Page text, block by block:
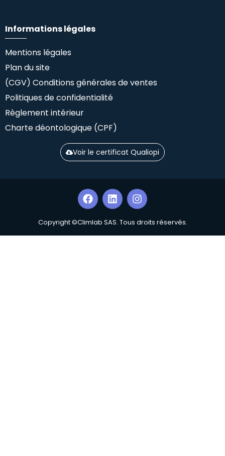
Informations légales
Mentions légales
Plan du site
(CGV) Conditions générales de ventes
Politiques de confidentialité
Règlement intérieur
Charte déontologique (CPF)
Voir le certificat Qualiopi
Copyright ©Climlab SAS. Tous droits réservés.